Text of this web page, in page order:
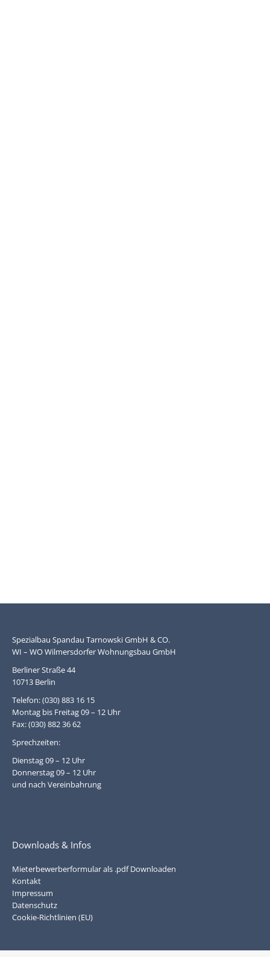
Spezialbau Spandau Tarnowski GmbH & CO.
WI – WO Wilmersdorfer Wohnungsbau GmbH
Berliner Straße 44
10713 Berlin
Telefon: (030) 883 16 15
Montag bis Freitag 09 – 12 Uhr
Fax: (030) 882 36 62
Sprechzeiten:
Dienstag 09 – 12 Uhr
Donnerstag 09 – 12 Uhr
und nach Vereinbahrung
Downloads & Infos
Mieterbewerberformular als .pdf Downloaden
Kontakt
Impressum
Datenschutz
Cookie-Richtlinien (EU)